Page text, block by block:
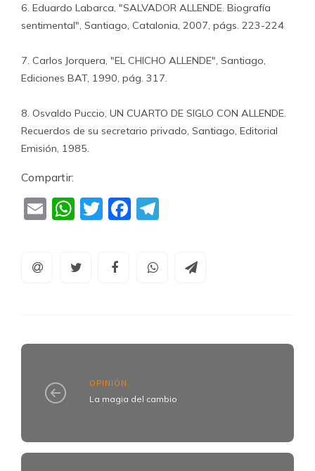
6. Eduardo Labarca, "SALVADOR ALLENDE. Biografía
sentimental", Santiago, Catalonia, 2007, págs. 223-224
7. Carlos Jorquera, "EL CHICHO ALLENDE", Santiago,
Ediciones BAT, 1990, pág. 317.
8. Osvaldo Puccio, UN CUARTO DE SIGLO CON ALLENDE.
Recuerdos de su secretario privado, Santiago, Editorial
Emisión, 1985.
Compartir:
EmailWhatsApp
TwitterFacebook
OPINIÓN
La magia del cambio